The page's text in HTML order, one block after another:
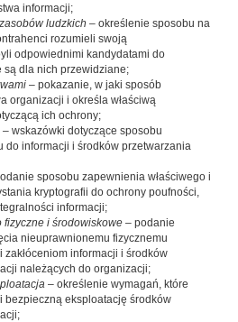
informacji;
ludzkich – określenie sposobu na
rozumieli swoją
odpowiednimi kandydatami do
są dla nich przewidziane;
– pokazanie, w jaki sposób
organizacji i określa właściwą
ich ochrony;
– wskazówki dotyczące sposobu
do informacji i środków przetwarzania
sposobu zapewnienia właściwego i
kryptografii do ochrony poufności,
informacji;
fizyczne i środowiskowe – podanie
nieuprawnionemu fizycznemu
zakłóceniom informacji i środków
należących do organizacji;
– określenie wymagań, które
bezpieczną eksploatację środków